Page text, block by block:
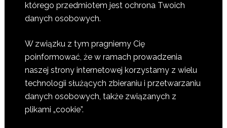
którego przedmiotem jest ochrona Twoich
danych osobowych.
W związku z tym pragniemy Cię
poinformować, że w ramach prowadzenia
naszej strony internetowej korzystamy z wielu
technologii służących zbieraniu i przetwarzaniu
danych osobowych, także związanych z
plikami „cookie”.